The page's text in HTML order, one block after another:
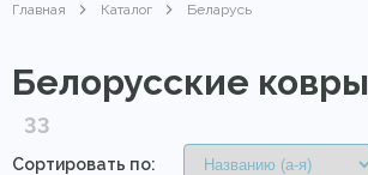
Главная Каталог Беларусь
Белорусские ковры
33
Сортировать по: